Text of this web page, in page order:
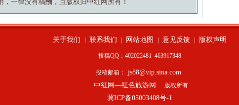
一律没有稿酬，且版权归中红网所有！
关于我们 联系我们 网站地图 意见反馈 版权声明
投稿QQ：402022481 463917348
投稿邮箱：
js88@vip.sina.com
中红网—红色旅游网
版权所有
冀ICP备05003408号-1